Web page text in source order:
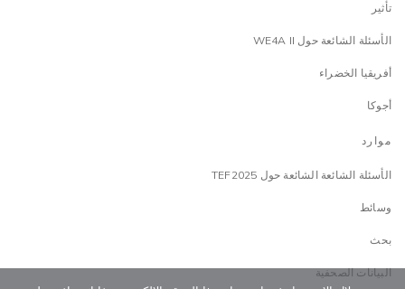
تأثير
الأسئلة الشائعة حول WE4A II
أفريقيا الخضراء
أجوكا
موارد
الأسئلة الشائعة الشائعة حول TEF2025
وسائط
بحث
البيانات الصحفية